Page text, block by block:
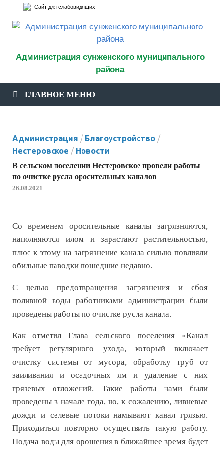
Сайт для слабовидящих
Администрация сунженского муниципального
района
ГЛАВНОЕ МЕНЮ
Администрация / Благоустройство /
Нестеровское / Новости
В сельском поселении Нестеровское провели работы
по очистке русла оросительных каналов
26.08.2021
Со временем оросительные каналы загрязняются,
наполняются илом и зарастают растительностью,
плюс к этому на загрязнение канала сильно повлияли
обильные паводки пошедшие недавно.
С целью предотвращения загрязнения и сбоя
поливной воды работниками администрации были
проведены работы по очистке русла канала.
Как отметил Глава сельского поселения «Канал
требует регулярного ухода, который включает
очистку системы от мусора, обработку труб от
заиливания и осадочных ям и удаление с них
грязевых отложений. Такие работы нами были
проведены в начале года, но, к сожалению, ливневые
дожди и селевые потоки намывают канал грязью.
Приходиться повторно осуществить такую работу.
Подача воды для орошения в ближайшее время будет